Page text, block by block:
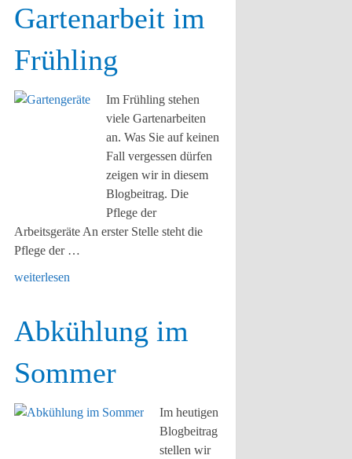
Gartenarbeit im
Frühling
Im Frühling stehen
viele Gartenarbeiten
an. Was Sie auf keinen
Fall vergessen dürfen
zeigen wir in diesem
Blogbeitrag. Die
Pflege der
Arbeitsgeräte An erster Stelle steht die
Pflege der …
weiterlesen
Abkühlung im
Sommer
Im heutigen
Blogbeitrag
stellen wir